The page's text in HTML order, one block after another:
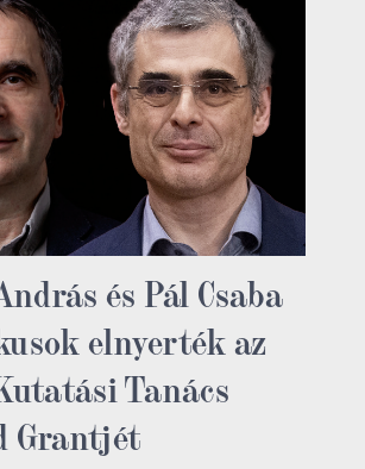
és Pál Csaba
elnyerték az
Tanács
Grantjét